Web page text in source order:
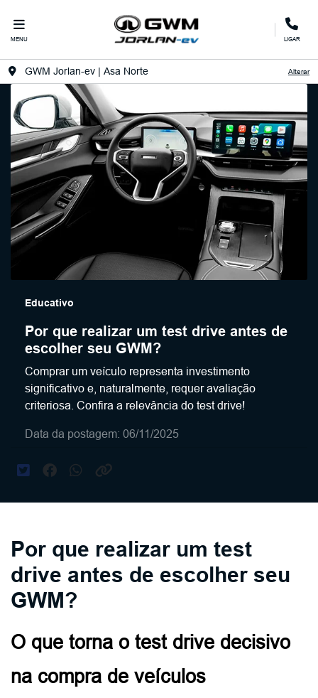
MENU LIGAR
GWM Jorlan-ev | Asa Norte Alterar
Educativo
Por que realizar um test drive antes de
escolher seu GWM?
Comprar um veículo representa investimento
significativo e, naturalmente, requer avaliação
criteriosa. Confira a relevância do test drive!
Data da postagem: 06/11/2025
Por que realizar um test
drive antes de escolher seu
GWM?
O que torna o test drive decisivo
na compra de veículos